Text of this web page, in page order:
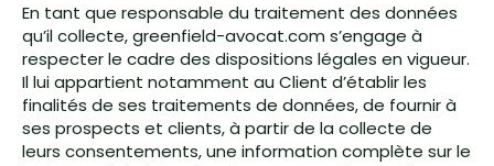
En tant que responsable du traitement des données
qu’il collecte, greenfield-avocat.com s’engage à
respecter le cadre des dispositions légales en vigueur.
Il lui appartient notamment au Client d’établir les
finalités de ses traitements de données, de fournir à
ses prospects et clients, à partir de la collecte de
leurs consentements, une information complète sur le